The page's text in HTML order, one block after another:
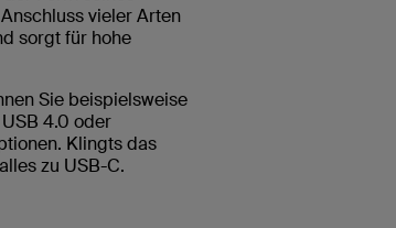
vieler Arten
sorgt für hohe
Sie beispielsweise
4.0 oder
Klingts das
zu USB-C.